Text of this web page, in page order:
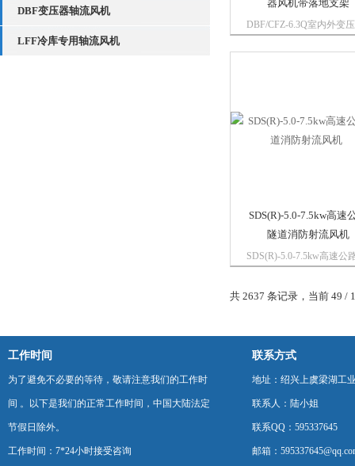
DBF变压器轴流风机
LFF冷库专用轴流风机
器风机带落地支架
DBF/CFZ-6.3Q室内外变
器冷却风机，按机号可分
4#-1...
SDS(R)-5.0-7.5kw高速
隧道消防射流风机
SDS(R)-5.0-7.5kw高速公
设法兰安装盘，电机绝缘
共 2637 条记录，当前 49 /
工作时间
为了避免不必要的等待，敬请注意我们的工作时
间 。以下是我们的正常工作时间，中国大陆法定
节假日除外。
工作时间：7*24小时接受咨询
联系方式
地址：绍兴上虞梁湖工
联系人：陆小姐
联系QQ：595337645
邮箱：